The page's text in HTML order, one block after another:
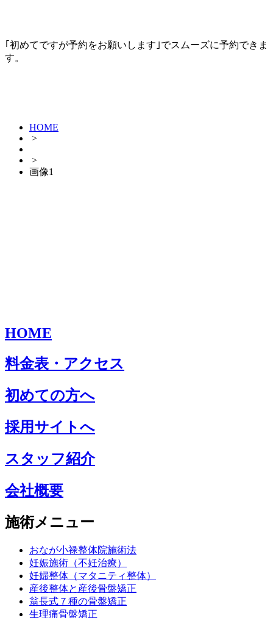
｢初めてですが予約をお願いします｣でスムーズに予約できま
す。
HOME
>
>
画像1
HOME
料金表・アクセス
初めての方へ
採用サイトへ
スタッフ紹介
会社概要
施術メニュー
おなが小禄整体院施術法
妊娠施術（不妊治療）
妊婦整体（マタニティ整体）
産後整体と産後骨盤矯正
翁長式７種の骨盤矯正
生理痛骨盤矯正